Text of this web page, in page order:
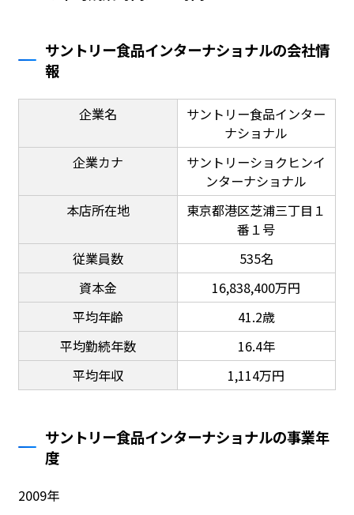
サントリー食品インターナショナルの会社情
報
企業名
サントリー食品インター
ナショナル
企業カナ
サントリーショクヒンイ
ンターナショナル
本店所在地
東京都港区芝浦三丁目１
番１号
従業員数
535名
資本金
16,838,400万円
平均年齢
41.2歳
平均勤続年数
16.4年
平均年収
1,114万円
サントリー食品インターナショナルの事業年
度
2009年